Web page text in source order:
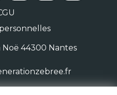
Noë 44300 Nantes